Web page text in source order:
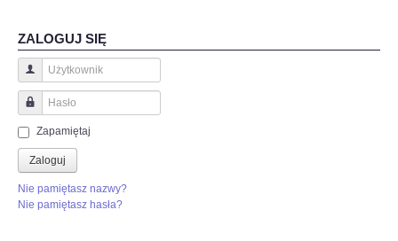
ZALOGUJ SIĘ
Użytkownik
Hasło
Zapamiętaj
Zaloguj
Nie pamiętasz nazwy?
Nie pamiętasz hasła?